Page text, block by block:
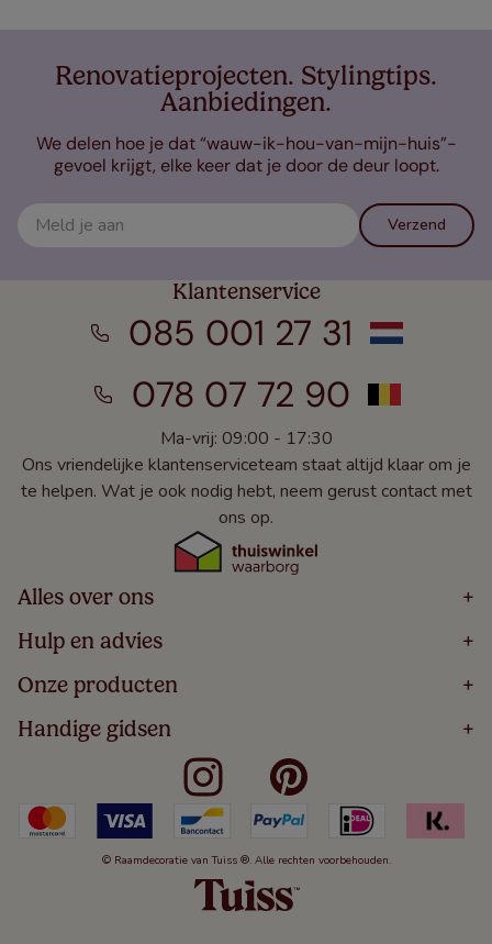
Renovatieprojecten. Stylingtips.
Aanbiedingen.
We delen hoe je dat “wauw-ik-hou-van-mijn-huis”-
gevoel krijgt, elke keer dat je door de deur loopt.
Verzend
Klantenservice
085 001 27 31
078 07 72 90
Ma-vrij: 09:00 - 17:30
Ons vriendelijke klantenserviceteam staat altijd klaar om je
te helpen. Wat je ook nodig hebt, neem gerust contact met
ons op.
Alles over ons +
Home
Over
Bestellen
Winacties
Veelgestelde Vragen
Hulp en advies +
Volg Je Bestelling
Levering
5 Jaar Garantie
Algemene Voorwaarden
Kindveiligheid
Cookies
Herroepingsrecht
Onze producten +
Houten Jaloezieën
Rolgordijnen
Verticale Jaloezieën
Duo Rolgordijnen
Duo Plisségordijnen
Handige gidsen +
Meten Voor Raamdecoratie
Badkamer Raamdecoratie
Slaapkamer Raamdecoratie
Keuken Raamdecoratie
De Jaloezieën Gids
Jaloezieënwoordenboek
© Raamdecoratie van Tuiss ®. Alle rechten voorbehouden.